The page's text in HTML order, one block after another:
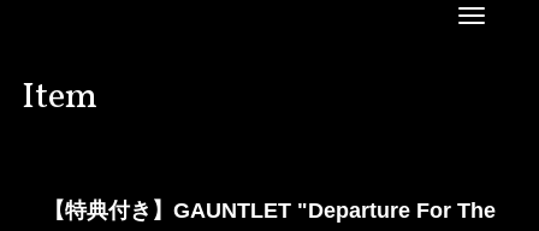
Toggle
Item
【特典付き】GAUNTLET "Departure For The